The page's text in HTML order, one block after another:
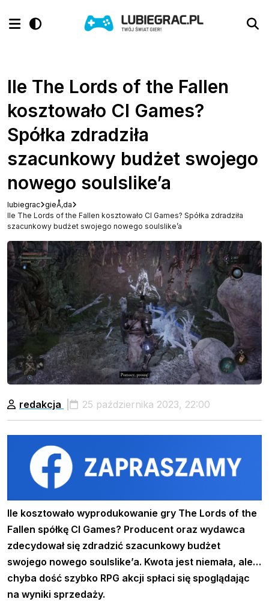
Ile The Lords of the Fallen
kosztowało CI Games?
Spółka zdradziła
szacunkowy budżet swojego
nowego soulslike’a
lubiegrac gieÅ‚da
Ile The Lords of the Fallen kosztowało CI Games? Spółka zdradziła
szacunkowy budżet swojego nowego soulslike’a
redakcja 25 października 2023, 22:00
Ile kosztowało wyprodukowanie gry The Lords of the
Fallen spółkę CI Games? Producent oraz wydawca
zdecydował się zdradzić szacunkowy budżet
swojego nowego soulslike’a. Kwota jest niemała, ale…
chyba dość szybko RPG akcji spłaci się spoglądając
na wyniki sprzedaży.